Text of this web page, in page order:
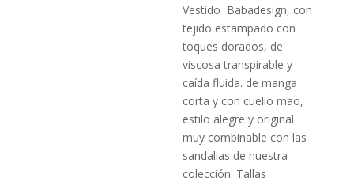
era:
actual
es:
Vestido Babadesign, con
tejido estampado con
toques dorados, de
viscosa transpirable y
caída fluida. de manga
corta y con cuello mao,
estilo alegre y original
muy combinable con las
sandalias de nuestra
colección. Tallas